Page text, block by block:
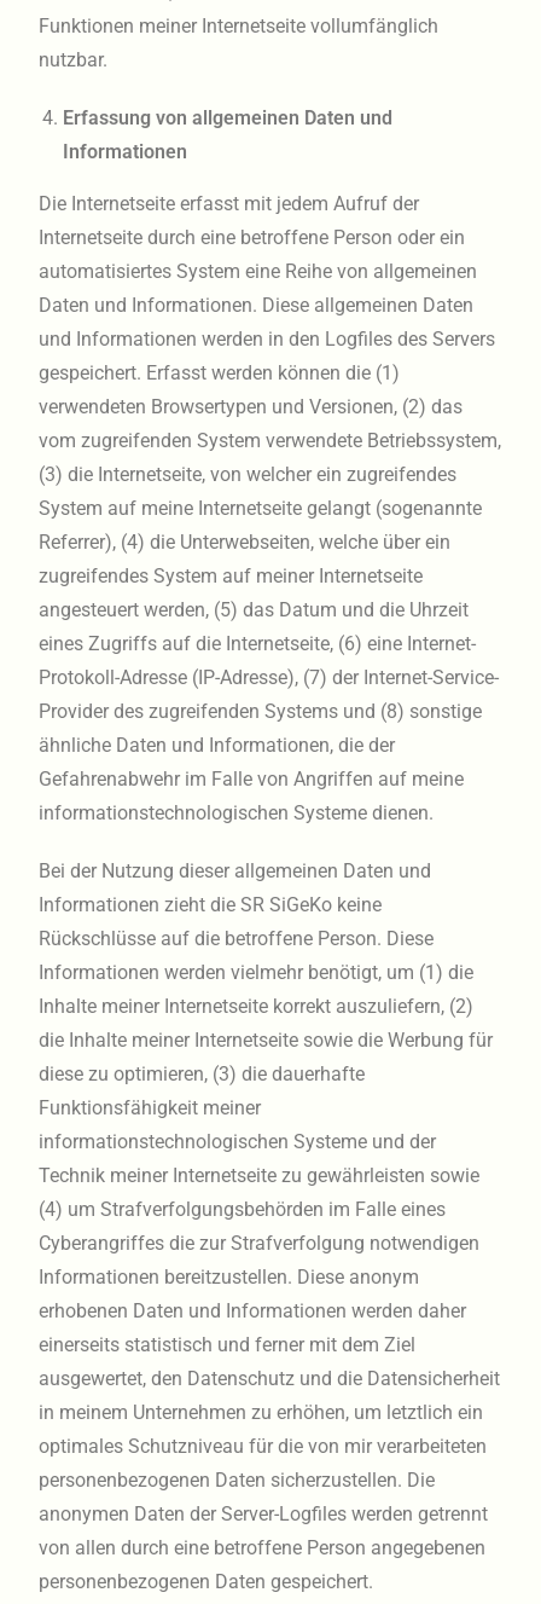
Funktionen meiner Internetseite vollumfänglich
nutzbar.
Erfassung von allgemeinen Daten und
Informationen
Die Internetseite erfasst mit jedem Aufruf der
Internetseite durch eine betroffene Person oder ein
automatisiertes System eine Reihe von allgemeinen
Daten und Informationen. Diese allgemeinen Daten
und Informationen werden in den Logfiles des Servers
gespeichert. Erfasst werden können die (1)
verwendeten Browsertypen und Versionen, (2) das
vom zugreifenden System verwendete Betriebssystem,
(3) die Internetseite, von welcher ein zugreifendes
System auf meine Internetseite gelangt (sogenannte
Referrer), (4) die Unterwebseiten, welche über ein
zugreifendes System auf meiner Internetseite
angesteuert werden, (5) das Datum und die Uhrzeit
eines Zugriffs auf die Internetseite, (6) eine Internet-
Protokoll-Adresse (IP-Adresse), (7) der Internet-Service-
Provider des zugreifenden Systems und (8) sonstige
ähnliche Daten und Informationen, die der
Gefahrenabwehr im Falle von Angriffen auf meine
informationstechnologischen Systeme dienen.
Bei der Nutzung dieser allgemeinen Daten und
Informationen zieht die SR SiGeKo keine
Rückschlüsse auf die betroffene Person. Diese
Informationen werden vielmehr benötigt, um (1) die
Inhalte meiner Internetseite korrekt auszuliefern, (2)
die Inhalte meiner Internetseite sowie die Werbung für
diese zu optimieren, (3) die dauerhafte
Funktionsfähigkeit meiner
informationstechnologischen Systeme und der
Technik meiner Internetseite zu gewährleisten sowie
(4) um Strafverfolgungsbehörden im Falle eines
Cyberangriffes die zur Strafverfolgung notwendigen
Informationen bereitzustellen. Diese anonym
erhobenen Daten und Informationen werden daher
einerseits statistisch und ferner mit dem Ziel
ausgewertet, den Datenschutz und die Datensicherheit
in meinem Unternehmen zu erhöhen, um letztlich ein
optimales Schutzniveau für die von mir verarbeiteten
personenbezogenen Daten sicherzustellen. Die
anonymen Daten der Server-Logfiles werden getrennt
von allen durch eine betroffene Person angegebenen
personenbezogenen Daten gespeichert.